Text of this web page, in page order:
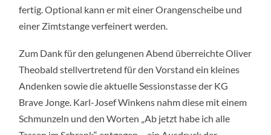
fertig. Optional kann er mit einer Orangenscheibe und
einer Zimtstange verfeinert werden.
Zum Dank für den gelungenen Abend überreichte Oliver
Theobald stellvertretend für den Vorstand ein kleines
Andenken sowie die aktuelle Sessionstasse der KG
Brave Jonge. Karl-Josef Winkens nahm diese mit einem
Schmunzeln und den Worten „Ab jetzt habe ich alle